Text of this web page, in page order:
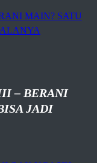
– BERANI
JADI